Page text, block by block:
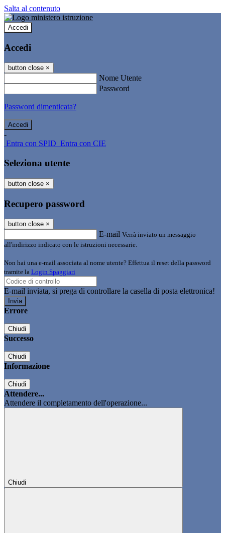
Salta al contenuto
Accedi
Accedi
button close ×
Nome Utente
Password
Password dimenticata?
-
Entra con SPID Entra con CIE
Seleziona utente
button close ×
Recupero password
button close ×
E-mail Verrà inviato un messaggio
all'indirizzo indicato con le istruzioni necessarie.
Non hai una e-mail associata al nome utente? Effettua il reset della password
tramite la Login Spaggiari
E-mail inviata, si prega di controllare la casella di posta elettronica!
Errore
Chiudi
Successo
Chiudi
Informazione
Chiudi
Attendere...
Attendere il completamento dell'operazione...
Chiudi